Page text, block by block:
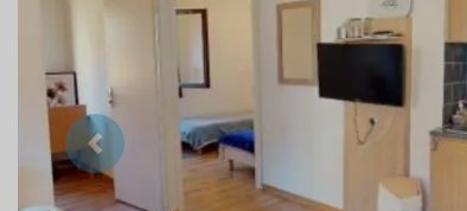
Précedent